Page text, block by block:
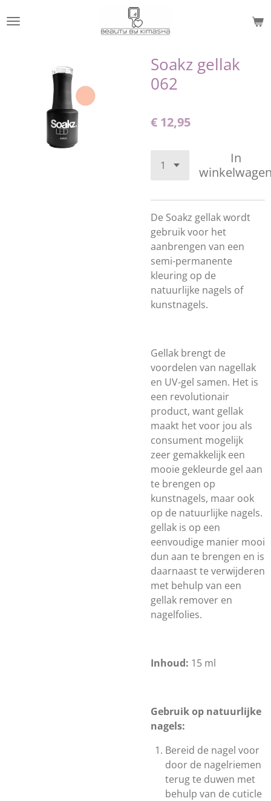
direct
hoofdinhoud
Soakz gellak
062
€ 12,95
In
De Soakz gellak wordt
gebruik voor het
aanbrengen van een
semi-permanente
kleuring op de
natuurlijke nagels of
kunstnagels.
Gellak brengt de
voordelen van nagellak
en UV-gel samen. Het is
een revolutionair
product, want gellak
maakt het voor jou als
consument mogelijk
zeer gemakkelijk een
mooie gekleurde gel aan
te brengen op
kunstnagels, maar ook
op de natuurlijke nagels.
gellak is op een
eenvoudige manier mooi
dun aan te brengen en is
daarnaast te verwijderen
met behulp van een
gellak remover en
nagelfolies.
Inhoud: 15 ml
Gebruik op natuurlijke
nagels:
Bereid de nagel voor
door de nagelriemen
terug te duwen met
behulp van de cuticle